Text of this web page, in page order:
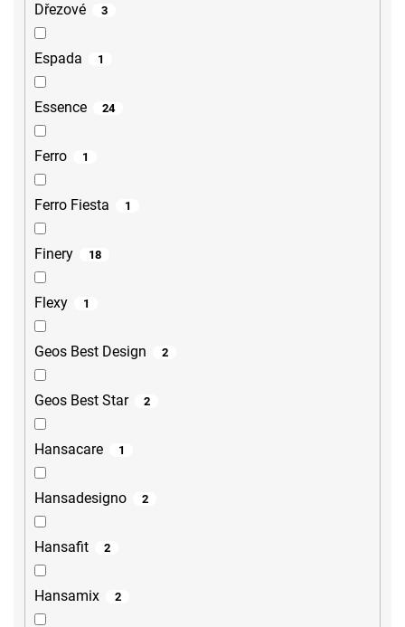
Dřezové 3
Espada 1
Essence 24
Ferro 1
Ferro Fiesta 1
Finery 18
Flexy 1
Geos Best Design 2
Geos Best Star 2
Hansacare 1
Hansadesigno 2
Hansafit 2
Hansamix 2